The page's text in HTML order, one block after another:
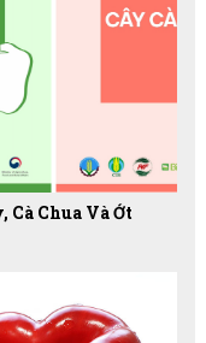
Cà Chua Và Ớt